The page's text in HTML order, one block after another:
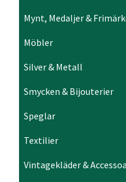
Mynt, Medaljer &
Möbler
Silver & Metall
Smycken & Bijouterier
Speglar
Textilier
Vintagekläder &